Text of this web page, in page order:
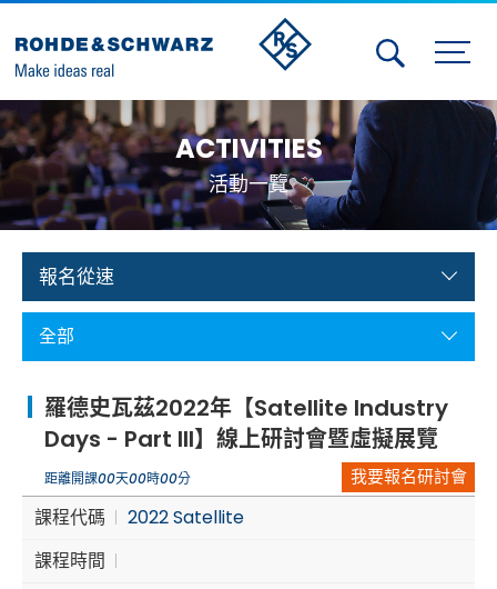
Activities
Contact Us
Member
Calendar
Member Login
Aerospace | Defense | Security
Broadcast and Media
Cybersecurity
ACTIVITIES
活動一覽
報名從速
全部
羅德史瓦茲2022年【Satellite Industry
Days - Part III】線上研討會暨虛擬展覽
距離開課00天00時00分 我要報名研討會
課程代碼
2022 Satellite
課程時間